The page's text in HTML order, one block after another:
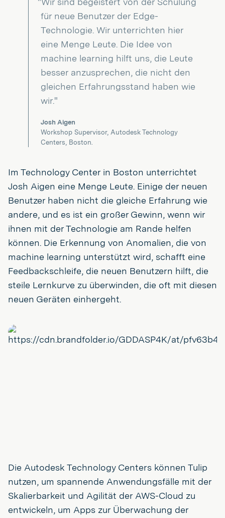
für neue Benutzer der Edge-
Technologie. Wir unterrichten hier
eine Menge Leute. Die Idee von
machine learning hilft uns, die Leute
besser anzusprechen, die nicht den
gleichen Erfahrungsstand haben wie
wir."
Josh Aigen
Workshop Supervisor, Autodesk Technology
Centers, Boston.
Im Technology Center in Boston unterrichtet
Josh Aigen eine Menge Leute. Einige der neuen
Benutzer haben nicht die gleiche Erfahrung wie
andere, und es ist ein großer Gewinn, wenn wir
ihnen mit der Technologie am Rande helfen
können. Die Erkennung von Anomalien, die von
machine learning unterstützt wird, schafft eine
Feedbackschleife, die neuen Benutzern hilft, die
steile Lernkurve zu überwinden, die oft mit diesen
neuen Geräten einhergeht.
Die Autodesk Technology Centers können Tulip
nutzen, um spannende Anwendungsfälle mit der
Skalierbarkeit und Agilität der AWS-Cloud zu
entwickeln, um Apps zur Überwachung der